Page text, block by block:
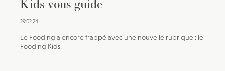
Kids vous guide
29.02.24
Le Fooding a encore frappé avec une nouvelle rubrique : le
Fooding Kids.